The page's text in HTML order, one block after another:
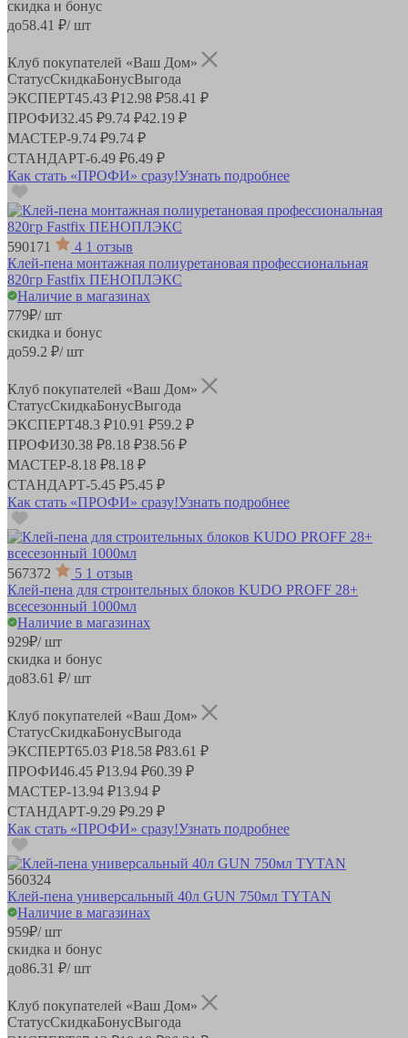
скидка и бонус
до58.41 ₽/ шт
Клуб покупателей «Ваш Дом»
СтатусСкидкаБонусВыгода
ЭКСПЕРТ45.43 ₽12.98 ₽58.41 ₽
ПРОФИ32.45 ₽9.74 ₽42.19 ₽
МАСТЕР-9.74 ₽9.74 ₽
СТАНДАРТ-6.49 ₽6.49 ₽
Как стать «ПРОФИ» сразу!Узнать подробнее
590171 4 1 отзыв
Клей-пена монтажная полиуретановая профессиональная
820гр Fastfix ПЕНОПЛЭКС
Наличие в магазинах
779₽/ шт
скидка и бонус
до59.2 ₽/ шт
Клуб покупателей «Ваш Дом»
СтатусСкидкаБонусВыгода
ЭКСПЕРТ48.3 ₽10.91 ₽59.2 ₽
ПРОФИ30.38 ₽8.18 ₽38.56 ₽
МАСТЕР-8.18 ₽8.18 ₽
СТАНДАРТ-5.45 ₽5.45 ₽
Как стать «ПРОФИ» сразу!Узнать подробнее
567372 5 1 отзыв
Клей-пена для строительных блоков KUDO PROFF 28+
всесезонный 1000мл
Наличие в магазинах
929₽/ шт
скидка и бонус
до83.61 ₽/ шт
Клуб покупателей «Ваш Дом»
СтатусСкидкаБонусВыгода
ЭКСПЕРТ65.03 ₽18.58 ₽83.61 ₽
ПРОФИ46.45 ₽13.94 ₽60.39 ₽
МАСТЕР-13.94 ₽13.94 ₽
СТАНДАРТ-9.29 ₽9.29 ₽
Как стать «ПРОФИ» сразу!Узнать подробнее
560324
Клей-пена универсальный 40л GUN 750мл TYTAN
Наличие в магазинах
959₽/ шт
скидка и бонус
до86.31 ₽/ шт
Клуб покупателей «Ваш Дом»
СтатусСкидкаБонусВыгода